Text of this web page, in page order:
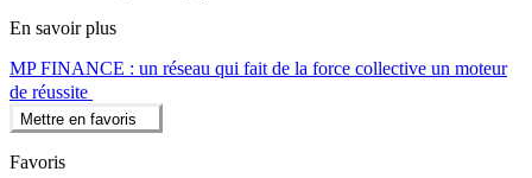
En savoir plus
MP FINANCE : un réseau qui fait de la force collective un moteur
de réussite
Mettre en favoris
Favoris